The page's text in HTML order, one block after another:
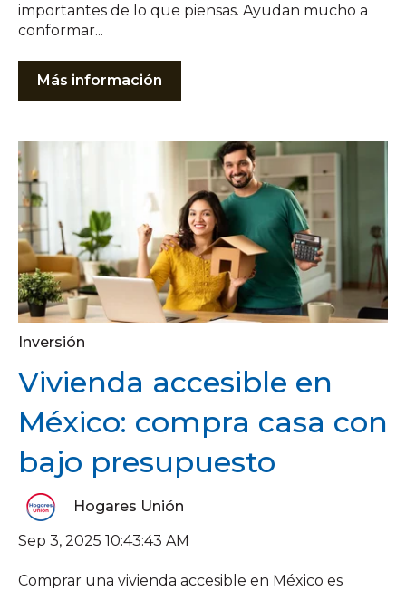
importantes de lo que piensas. Ayudan mucho a
conformar...
Más información
Inversión
Vivienda accesible en
México: compra casa con
bajo presupuesto
Hogares Unión
Sep 3, 2025 10:43:43 AM
Comprar una vivienda accesible en México es